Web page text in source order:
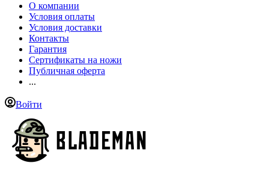
О компании
Условия оплаты
Условия доставки
Контакты
Гарантия
Сертификаты на ножи
Публичная оферта
...
Войти